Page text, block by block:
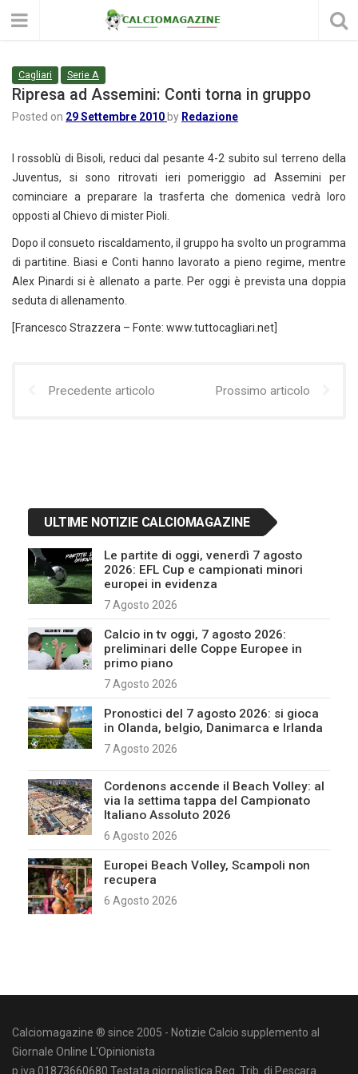
Cagliari Serie A
Ripresa ad Assemini: Conti torna in gruppo
Posted on 29 Settembre 2010 by Redazione
I rossoblù di Bisoli, reduci dal pesante 4-2 subito sul terreno della
Juventus, si sono ritrovati ieri pomeriggio ad Assemini per
cominciare a preparare la trasferta che domenica vedrà loro
opposti al Chievo di mister Pioli.
Dopo il consueto riscaldamento, il gruppo ha svolto un programma
di partitine. Biasi e Conti hanno lavorato a pieno regime, mentre
Alex Pinardi si è allenato a parte. Per oggi è prevista una doppia
seduta di allenamento.
[Francesco Strazzera – Fonte: www.tuttocagliari.net]
Precedente articolo Prossimo articolo
ULTIME NOTIZIE CALCIOMAGAZINE
Le partite di oggi, venerdì 7 agosto
2026: EFL Cup e campionati minori
europei in evidenza
7 Agosto 2026
Calcio in tv oggi, 7 agosto 2026:
preliminari delle Coppe Europee in
primo piano
7 Agosto 2026
Pronostici del 7 agosto 2026: si gioca
in Olanda, belgio, Danimarca e Irlanda
7 Agosto 2026
Cordenons accende il Beach Volley: al
via la settima tappa del Campionato
Italiano Assoluto 2026
6 Agosto 2026
Europei Beach Volley, Scampoli non
recupera
6 Agosto 2026
Calciomagazine ® since 2005 - Notizie Calcio supplemento al
Giornale Online L'Opinionista
p.iva 01873660680 Testata giornalistica Reg. Trib. di Pescara